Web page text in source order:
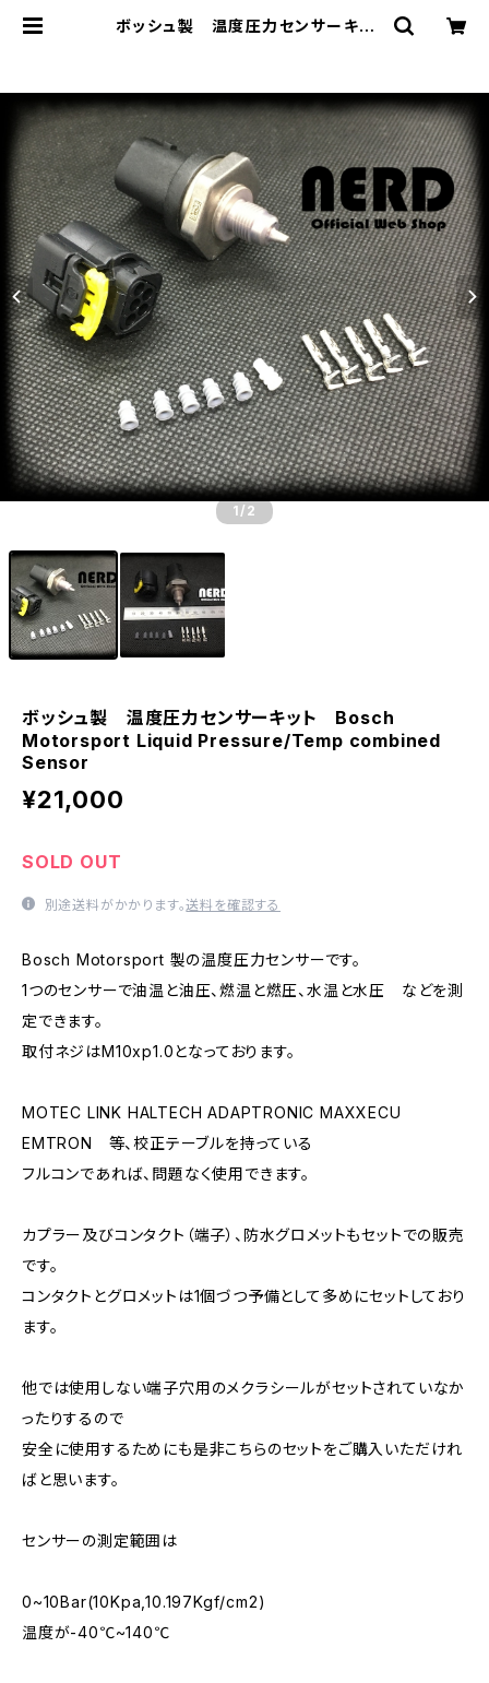
ボッシュ製 温度圧力センサーキッ
eb Shop
1 /2
ボッシュ製 温度圧力センサーキット Bosch
Motorsport Liquid Pressure/Temp combined
Sensor
¥21,000
SOLD OUT
別途送料がかかります。送料を確認する
Bosch Motorsport 製の温度圧力センサーです。
1つのセンサーで油温と油圧、燃温と燃圧、水温と水圧 などを測
定できます。
取付ネジはM10xp1.0となっております。
MOTEC LINK HALTECH ADAPTRONIC MAXXECU
EMTRON 等、校正テーブルを持っている
フルコンであれば、問題なく使用できます。
カプラー及びコンタクト（端子）、防水グロメットもセットでの販売
です。
コンタクトとグロメットは1個づつ予備として多めにセットしており
ます。
他では使用しない端子穴用のメクラシールがセットされていなか
ったりするので
安全に使用するためにも是非こちらのセットをご購入いただけれ
ばと思います。
センサーの測定範囲は
0~10Bar(10Kpa,10.197Kgf/cm2)
温度が-40℃~140℃